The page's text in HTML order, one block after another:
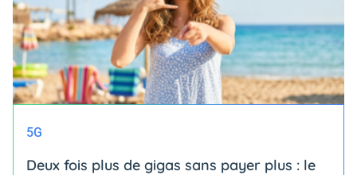
5G
Deux fois plus de gigas sans payer plus : le